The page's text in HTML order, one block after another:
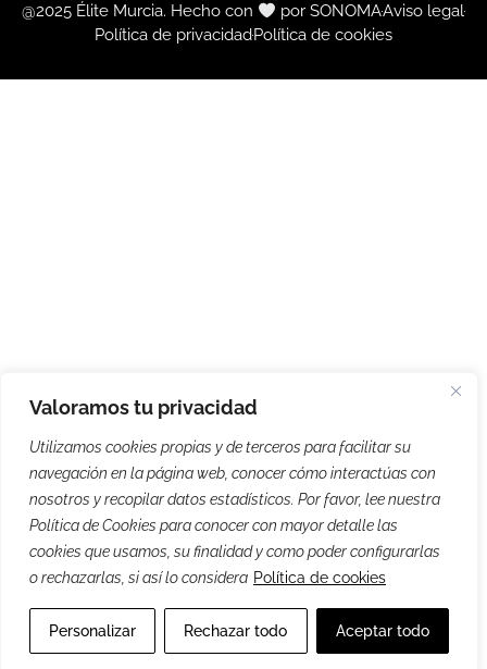
Valoramos tu privacidad
Utilizamos cookies propias y de terceros para facilitar su
navegación en la página web, conocer cómo interactúas con
nosotros y recopilar datos estadísticos. Por favor, lee nuestra
Política de Cookies para conocer con mayor detalle las
cookies que usamos, su finalidad y como poder configurarlas
o rechazarlas, si así lo considera Política de cookies
Personalizar Rechazar todo Aceptar todo
@2025 Élite Murcia. Hecho con por SONOMAAviso legal
Política de privacidadPolítica de cookies